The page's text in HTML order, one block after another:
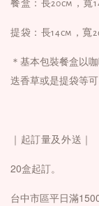
餐盒：長20cm，寬
提袋： 長14cm，寬
＊基本包裝餐盒以
迭香草或是提袋等可
｜起訂量及外送｜
20盒起訂。
台中市區平日滿